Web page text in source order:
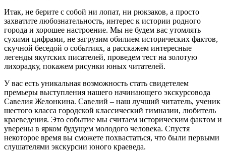
Итак, не берите с собой ни лопат, ни рюкзаков, а просто
захватите любознательность, интерес к истории родного
города и хорошее настроение. Мы не будем вас утомлять
сухими цифрами, не загрузим обилием исторических фактов,
скучной беседой о событиях, а расскажем интересные
легенды якутских писателей, проведем тест на золотую
лихорадку, покажем рисунки юных читателей.
У вас есть уникальная возможность стать свидетелем
премьеры выступления нашего начинающего экскурсовода
Савелия Желонкина. Савелий – наш лучший читатель, ученик
шестого класса городской классический гимназии, любитель
краеведения. Это событие мы считаем историческим фактом и
уверены в ярком будущем молодого человека. Спустя
некоторое время вы сможете похвастаться, что были первыми
слушателями экскурсии юного краеведа.